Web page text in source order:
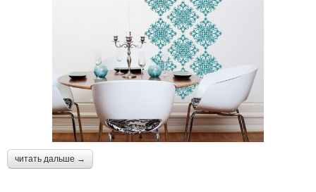
читать дальше →